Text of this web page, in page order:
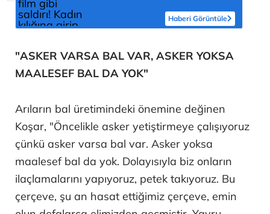
Haberi Görüntüle
"ASKER VARSA BAL VAR, ASKER YOKSA
MAALESEF BAL DA YOK"
Arıların bal üretimindeki önemine değinen
Koşar, "Öncelikle asker yetiştirmeye çalışıyoruz
çünkü asker varsa bal var. Asker yoksa
maalesef bal da yok. Dolayısıyla biz onların
ilaçlamalarını yapıyoruz, petek takıyoruz. Bu
çerçeve, şu an hasat ettiğimiz çerçeve, emin